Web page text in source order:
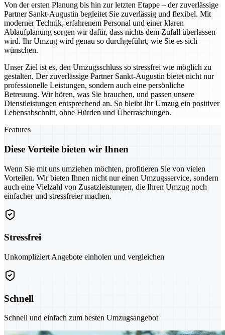
Von der ersten Planung bis hin zur letzten Etappe – der zuverlässige
Partner Sankt-Augustin begleitet Sie zuverlässig und flexibel. Mit
moderner Technik, erfahrenem Personal und einer klaren
Ablaufplanung sorgen wir dafür, dass nichts dem Zufall überlassen
wird. Ihr Umzug wird genau so durchgeführt, wie Sie es sich
wünschen.
Unser Ziel ist es, den Umzugsschluss so stressfrei wie möglich zu
gestalten. Der zuverlässige Partner Sankt-Augustin bietet nicht nur
professionelle Leistungen, sondern auch eine persönliche
Betreuung. Wir hören, was Sie brauchen, und passen unsere
Dienstleistungen entsprechend an. So bleibt Ihr Umzug ein positiver
Lebensabschnitt, ohne Hürden und Überraschungen.
Features
Diese Vorteile bieten wir Ihnen
Wenn Sie mit uns umziehen möchten, profitieren Sie von vielen
Vorteilen. Wir bieten Ihnen nicht nur einen Umzugsservice, sondern
auch eine Vielzahl von Zusatzleistungen, die Ihren Umzug noch
einfacher und stressfreier machen.
Stressfrei
Unkompliziert Angebote einholen und vergleichen
Schnell
Schnell und einfach zum besten Umzugsangebot